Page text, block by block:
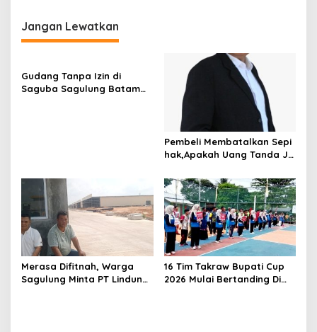
g
a
i
Jangan Lewatkan
Gudang Tanpa Izin di
Saguba Sagulung Batam
Pembeli Membatalkan Sepi
hak,Apakah Uang Tanda Ja
Merasa Difitnah, Warga
Sagulung Minta PT Lindung
16 Tim Takraw Bupati Cup
2026 Mulai Bertanding Di